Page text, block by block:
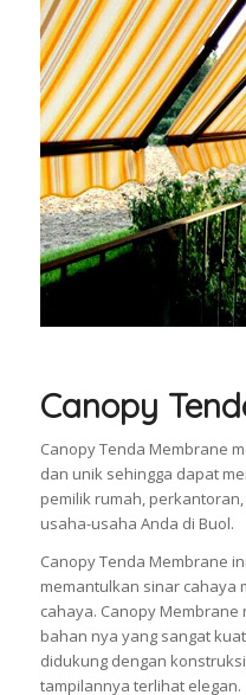
Canopy
Canopy Tenda Membrane
dan unik sehingga dapat
pemilik rumah,
usaha-usaha Anda di Buol.
Canopy Tenda Membrane
memantulkan sinar cahaya
cahaya. Canopy
bahan nya yang sangat
didukung dengan
tampilannya terlihat elegan.